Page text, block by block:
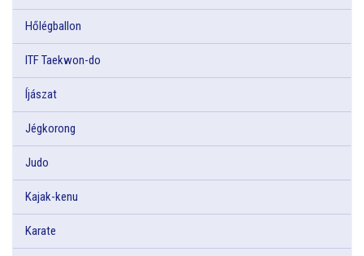
Hőlégballon
ITF Taekwon-do
Íjászat
Jégkorong
Judo
Kajak-kenu
Karate